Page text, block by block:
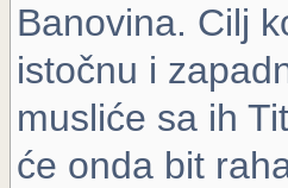
Banovina. Cilj
istočnu i
musliće sa ih
će onda bit